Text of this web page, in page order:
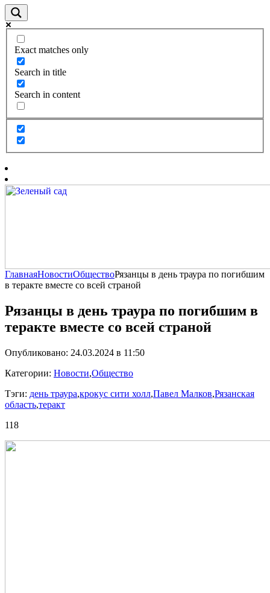
Exact matches only
Search in title
Search in content
ГлавнаяНовостиОбществоРязанцы в день траура по погибшим
в теракте вместе со всей страной
Рязанцы в день траура по погибшим в
теракте вместе со всей страной
Опубликовано: 24.03.2024 в 11:50
Категории: Новости,Общество
Тэги: день траура,крокус сити холл,Павел Малков,Рязанская
область,теракт
118